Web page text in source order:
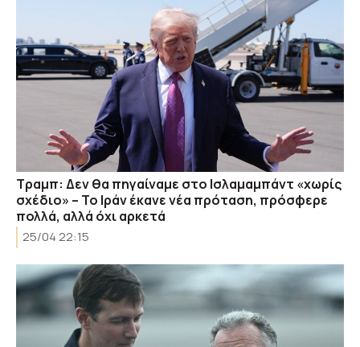
Τραμπ: Δεν θα πηγαίναμε στο Ισλαμαμπάντ «χωρίς
σχέδιο» – Το Ιράν έκανε νέα πρόταση, πρόσφερε
πολλά, αλλά όχι αρκετά
25/04 22:15